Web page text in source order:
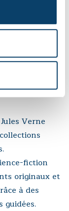
Maison
uniquement
centre de
par
ses
Verne
fiction
originaux et
à des